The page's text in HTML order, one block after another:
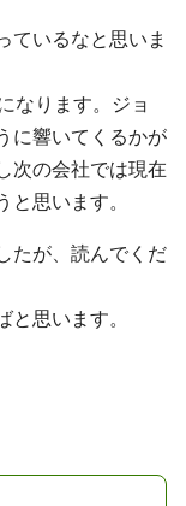
ているなと思いま
なります。ジョ
に響いてくるかが
次の会社では現在
思います。
たが、読んでくだ
思います。